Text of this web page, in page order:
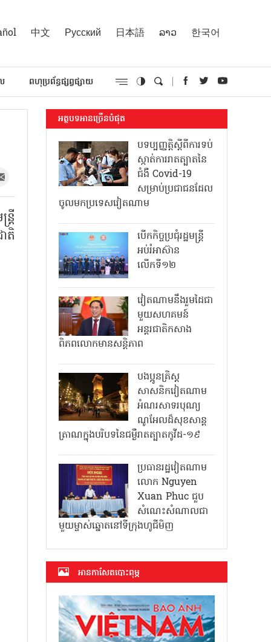
中文 Русский 日本語 ລາວ 한국어
ពហុប្រព័ន្ធផ្សព្វផ្សាយ
រី
តិ
អត្ថបទអានច្រើនបំផុត
បទប្បញ្ញត្តិស្តីពីការទប់
ស្កាត់ការរាតត្បាតនៃ
ជំងឺ Covid-19
សម្រាប់ប្រជាជនដែល
ចូលមកប្រទេសវៀតណាម
បើកកិច្ចប្រជុំរដ្ឋមន្ត្រី
អប់រំអាស៊ាន
លើកទី១២
វៀតណាមនឹងរួមដៃជា
មួយសហគមន៍
អន្តរជាតិកសាង
ពិភពលោកមានសន្តិភាព
បងប្អូនគ្រិស្ត
សាសនិកវៀតណាម
អំណរសាទរបុណ្យ
ណូអែលដ៏សុខសាន្ត
ត្រាណក្នុងបរិបទនៃជម្ងឺរាតត្បាតកូវីដ-១៩
ប្រធានរដ្ឋវៀតណាម
លោក Nguyen
Xuan Phuc ជួប
សំណេះសំណាលជា
មួយម្ចាស់ឆ្នោតនៅទីក្រុងហូជីមិញ
អាន​កាសែត​បោះពុម្ភ